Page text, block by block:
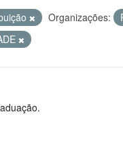
Organizações: